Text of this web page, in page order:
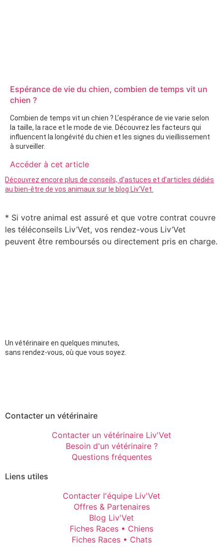
Espérance de vie du chien, combien de temps vit un
chien ?
Combien de temps vit un chien ? L’espérance de vie varie selon
la taille, la race et le mode de vie. Découvrez les facteurs qui
influencent la longévité du chien et les signes du vieillissement
à surveiller.
Accéder à cet article
Découvrez encore plus de conseils, d’astuces et d’articles dédiés
au bien-être de vos animaux sur le blog Liv’Vet.
* Si votre animal est assuré et que votre contrat couvre
les téléconseils Liv’Vet, vos rendez-vous Liv’Vet
peuvent être remboursés ou directement pris en charge.
Un vétérinaire en quelques minutes,
sans rendez-vous, où que vous soyez.
Contacter un vétérinaire
Contacter un vétérinaire Liv'Vet
Besoin d'un vétérinaire ?
Questions fréquentes
Liens utiles
Contacter l'équipe Liv'Vet
Offres & Partenaires
Blog Liv'Vet
Fiches Races • Chiens
Fiches Races • Chats